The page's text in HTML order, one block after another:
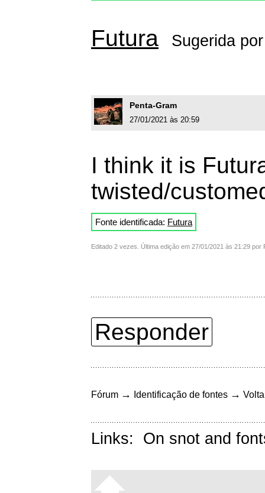
Futura Sugerida
Penta-Gram
27/01/2021 às 20:59
I think it is
twisted/
Fonte identificada: Futura
Editado 2 vezes. Última edição em 27/01/2021 às 21:29 por
Responder
Fórum → Identificação de fontes →
Links: On snot and